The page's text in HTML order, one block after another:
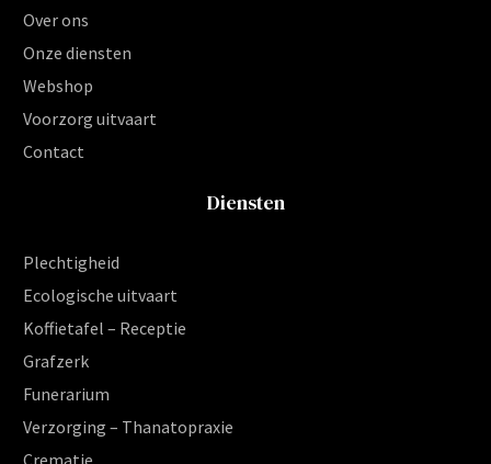
Over ons
Onze diensten
Webshop
Voorzorg uitvaart
Contact
Diensten
Plechtigheid
Ecologische uitvaart
Koffietafel – Receptie
Grafzerk
Funerarium
Verzorging – Thanatopraxie